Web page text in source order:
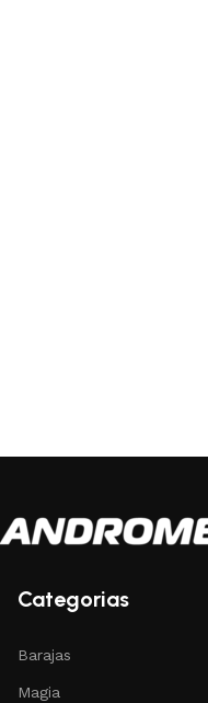
Categorias
Barajas
Magia